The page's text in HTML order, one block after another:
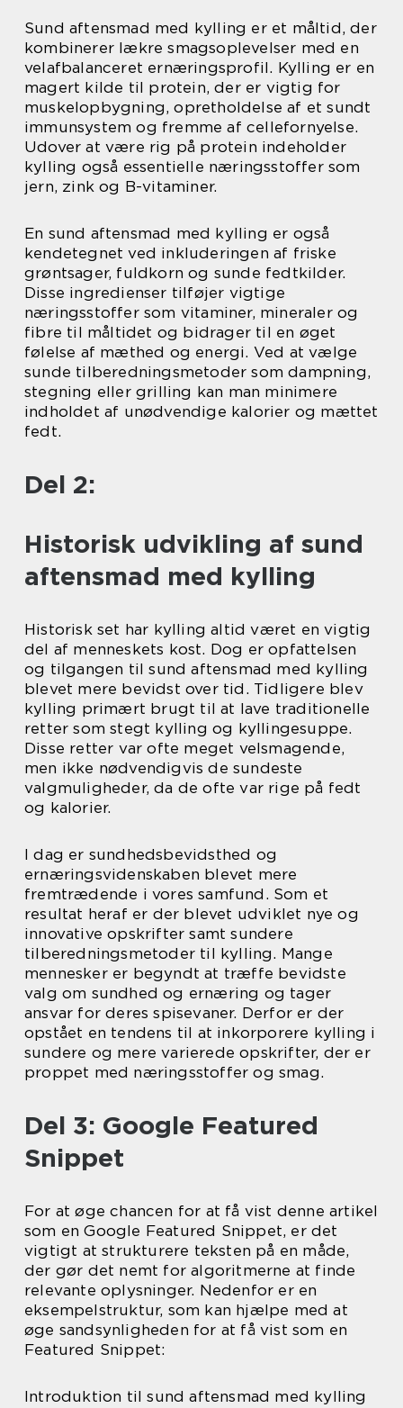
Sund aftensmad med kylling er et måltid, der
kombinerer lækre smagsoplevelser med en
velafbalanceret ernæringsprofil. Kylling er en
magert kilde til protein, der er vigtig for
muskelopbygning, opretholdelse af et sundt
immunsystem og fremme af cellefornyelse.
Udover at være rig på protein indeholder
kylling også essentielle næringsstoffer som
jern, zink og B-vitaminer.
En sund aftensmad med kylling er også
kendetegnet ved inkluderingen af friske
grøntsager, fuldkorn og sunde fedtkilder.
Disse ingredienser tilføjer vigtige
næringsstoffer som vitaminer, mineraler og
fibre til måltidet og bidrager til en øget
følelse af mæthed og energi. Ved at vælge
sunde tilberedningsmetoder som dampning,
stegning eller grilling kan man minimere
indholdet af unødvendige kalorier og mættet
fedt.
Del 2:
Historisk udvikling af sund
aftensmad med kylling
Historisk set har kylling altid været en vigtig
del af menneskets kost. Dog er opfattelsen
og tilgangen til sund aftensmad med kylling
blevet mere bevidst over tid. Tidligere blev
kylling primært brugt til at lave traditionelle
retter som stegt kylling og kyllingesuppe.
Disse retter var ofte meget velsmagende,
men ikke nødvendigvis de sundeste
valgmuligheder, da de ofte var rige på fedt
og kalorier.
I dag er sundhedsbevidsthed og
ernæringsvidenskaben blevet mere
fremtrædende i vores samfund. Som et
resultat heraf er der blevet udviklet nye og
innovative opskrifter samt sundere
tilberedningsmetoder til kylling. Mange
mennesker er begyndt at træffe bevidste
valg om sundhed og ernæring og tager
ansvar for deres spisevaner. Derfor er der
opstået en tendens til at inkorporere kylling i
sundere og mere varierede opskrifter, der er
proppet med næringsstoffer og smag.
Del 3: Google Featured
Snippet
For at øge chancen for at få vist denne artikel
som en Google Featured Snippet, er det
vigtigt at strukturere teksten på en måde,
der gør det nemt for algoritmerne at finde
relevante oplysninger. Nedenfor er en
eksempelstruktur, som kan hjælpe med at
øge sandsynligheden for at få vist som en
Featured Snippet:
Introduktion til sund aftensmad med kylling